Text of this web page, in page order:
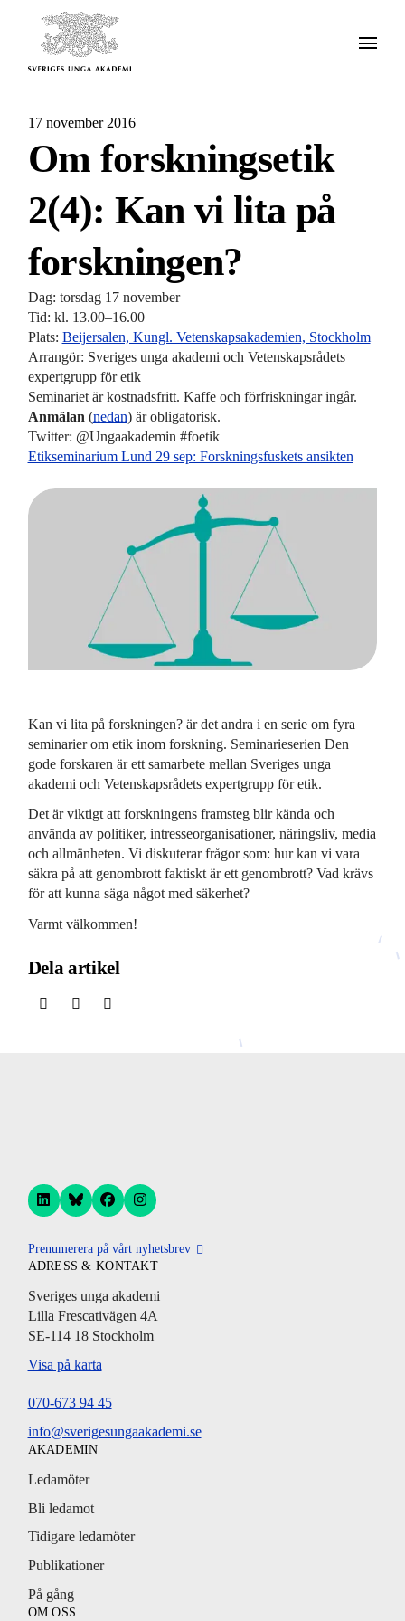
17 november 2016
Om forskningsetik
2(4): Kan vi lita på
forskningen?
Dag: torsdag 17 november
Tid: kl. 13.00–16.00
Plats: Beijersalen, Kungl. Vetenskapsakademien, Stockholm
Arrangör: Sveriges unga akademi och Vetenskapsrådets
expertgrupp för etik
Seminariet är kostnadsfritt. Kaffe och förfriskningar ingår.
Anmälan (nedan) är obligatorisk.
Twitter: @Ungaakademin #foetik
Etikseminarium Lund 29 sep: Forskningsfuskets ansikten
Kan vi lita på forskningen? är det andra i en serie om fyra
seminarier om etik inom forskning. Seminarieserien Den
gode forskaren är ett samarbete mellan Sveriges unga
akademi och Vetenskapsrådets expertgrupp för etik.
Det är viktigt att forskningens framsteg blir kända och
använda av politiker, intresseorganisationer, näringsliv, media
och allmänheten. Vi diskuterar frågor som: hur kan vi vara
säkra på att genombrott faktiskt är ett genombrott? Vad krävs
för att kunna säga något med säkerhet?
Varmt välkommen!
Dela artikel
Prenumerera på vårt nyhetsbrev
ADRESS & KONTAKT
Sveriges unga akademi
Lilla Frescativägen 4A
SE-114 18 Stockholm
Visa på karta
070-673 94 45
info@sverigesungaakademi.se
AKADEMIN
Ledamöter
Bli ledamot
Tidigare ledamöter
Publikationer
På gång
OM OSS